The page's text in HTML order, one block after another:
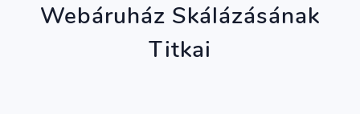
Webáruház Skálázásának
Titkai